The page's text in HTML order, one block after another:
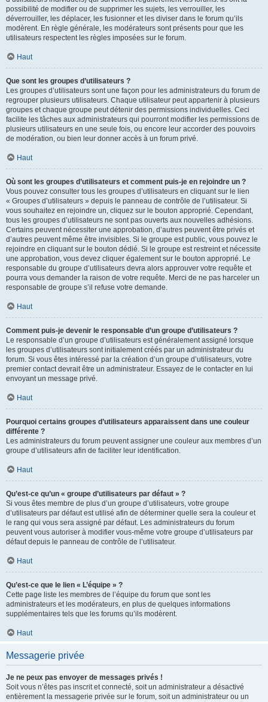
possibilité de modifier ou de supprimer les sujets, les verrouiller, les
déverrouiller, les déplacer, les fusionner et les diviser dans le forum qu’ils
modèrent. En règle générale, les modérateurs sont présents pour que les
utilisateurs respectent les règles imposées sur le forum.
Haut
Que sont les groupes d’utilisateurs ?
Les groupes d’utilisateurs sont une façon pour les administrateurs du forum de
regrouper plusieurs utilisateurs. Chaque utilisateur peut appartenir à plusieurs
groupes et chaque groupe peut détenir des permissions individuelles. Ceci
facilite les tâches aux administrateurs qui pourront modifier les permissions de
plusieurs utilisateurs en une seule fois, ou encore leur accorder des pouvoirs
de modération, ou bien leur donner accès à un forum privé.
Haut
Où sont les groupes d’utilisateurs et comment puis-je en rejoindre un ?
Vous pouvez consulter tous les groupes d’utilisateurs en cliquant sur le lien
« Groupes d’utilisateurs » depuis le panneau de contrôle de l’utilisateur. Si
vous souhaitez en rejoindre un, cliquez sur le bouton approprié. Cependant,
tous les groupes d’utilisateurs ne sont pas ouverts aux nouvelles adhésions.
Certains peuvent nécessiter une approbation, d’autres peuvent être privés et
d’autres peuvent même être invisibles. Si le groupe est public, vous pouvez le
rejoindre en cliquant sur le bouton dédié. Si le groupe est restreint et nécessite
une approbation, vous devez cliquer également sur le bouton approprié. Le
responsable du groupe d’utilisateurs devra alors approuver votre requête et
pourra vous demander la raison de votre requête. Merci de ne pas harceler un
responsable de groupe s’il refuse votre demande.
Haut
Comment puis-je devenir le responsable d’un groupe d’utilisateurs ?
Le responsable d’un groupe d’utilisateurs est généralement assigné lorsque
les groupes d’utilisateurs sont initialement créés par un administrateur du
forum. Si vous êtes intéressé par la création d’un groupe d’utilisateurs, votre
premier contact devrait être un administrateur. Essayez de le contacter en lui
envoyant un message privé.
Haut
Pourquoi certains groupes d’utilisateurs apparaissent dans une couleur
différente ?
Les administrateurs du forum peuvent assigner une couleur aux membres d’un
groupe d’utilisateurs afin de faciliter leur identification.
Haut
Qu’est-ce qu’un « groupe d’utilisateurs par défaut » ?
Si vous êtes membre de plus d’un groupe d’utilisateurs, votre groupe
d’utilisateurs par défaut est utilisé afin de déterminer quelle sera la couleur et
le rang qui vous sera assigné par défaut. Les administrateurs du forum
peuvent vous autoriser à modifier vous-même votre groupe d’utilisateurs par
défaut depuis le panneau de contrôle de l’utilisateur.
Haut
Qu’est-ce que le lien « L’équipe » ?
Cette page liste les membres de l’équipe du forum que sont les
administrateurs et les modérateurs, en plus de quelques informations
supplémentaires tels que les forums qu’ils modèrent.
Haut
Messagerie privée
Je ne peux pas envoyer de messages privés !
Soit vous n’êtes pas inscrit et connecté, soit un administrateur a désactivé
entièrement la messagerie privée sur le forum, soit un administrateur ou un